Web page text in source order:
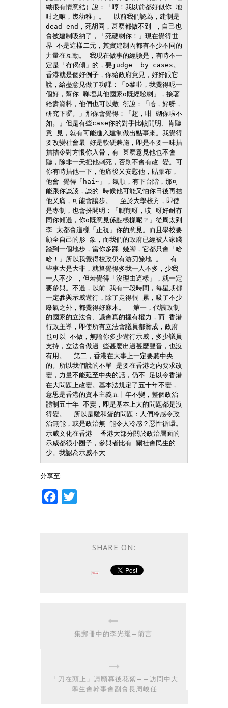
織很有情意結）說：「哼！我以前都好似你 地
咁之嘛，幾幼稚」。  以前我們認為，建制是
dead end，死胡同，甚麼都做不到 ，自己也
會被建制吸納了，「死硬喇你！」現在覺得世
界 不是這樣二元，其實建制內都有不少不同的
力量在互動。 我現在做事的經驗是，有時不一
定是「冇偈傾」的，要judge  by cases。
香港就是個好例子，你給政府意見，好好跟它
說，給盡意見做了功課：「o黎啦，我覺得呢一
個好，幫你 睇埋其他國家o既經驗喇」，接著
給盡資料，他們也可以敷 衍說：「哈，好呀，
研究下囉。」那你會覺得：「超，咁 砌你啦不
如。」但是有些case你的對手比較開明、肯聽
意 見，就有可能進入建制做出點事來。我覺得
要改變社會最 好是軟硬兼施，即是不要一味拮
拮拮令對方恨你入骨，有 甚麼意見他也不會
聽，除非一天把他刺死，否則不會有改 變。可
你有時拮他一下，他痛後又安慰他，貼膠布，
他會 覺得「hai~」，氣順，有下台階，那可
能跟你談談，談的 時候他可能又怕你日後再拮
他又痛，可能會讓步。  至於大學校方，即使
是專制，也會扮開明：「鵬翔呀，哎 呀好耐冇
同你傾過，你o既意見係點樣樣呢？」從周太到
李 太都會這樣「正視」你的意見。而且學校要
顧全自己的形 象，而我們的政府已經被人家踐
踏到一個地步，當你多踩 幾腳，它都只會「哈
哈！」所以我覺得校政仍有游刃餘地 。  有
些事大是大非，就算覺得多我一人不多，少我
一人不少 ，但若覺得「沒理由這樣」，就一定
要參與。不過，以前 我有一段時間，每星期都
一定參與示威遊行，除了走得很 累，吸了不少
廢氣之外，都覺得好麻木。  第一，代議政制
的國家的立法會、議會真的握有權力，而 香港
行政主導，即使所有立法會議員都贊成，政府
也可以 不做，無論你多少遊行示威，多少議員
支持，立法會做過 些甚麼出過甚麼聲音，也沒
有用。  第二，香港在大事上一定要聽中央
的。所以我們說的不單 是要在香港之內要求改
變，力量不能延至中央的話，仍不 足以令香港
在大問題上改變。基本法規定了五十年不變，
意思是香港的資本主義五十年不變，整個政治
體制五十年 不變，即是基本上大的問題都是沒
得變。  所以是雞和蛋的問題：人們冷感令政
治無能，或是政治無 能令人冷感？惡性循環。
示威文化在香港  香港大部分關於政治層面的
示威都很小圈子，參與者比有 關社會民生的
少。我認為示威不大
分享至:
Facebook
SHARE ON:
集郵冊中的李光耀—前言
「刀在頭上」請願幕後花絮——訪問中大
學生會幹事會副會長周峻任